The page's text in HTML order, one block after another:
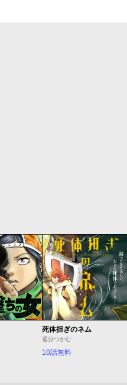
死体担ぎのネム
選分つかむ
10話無料